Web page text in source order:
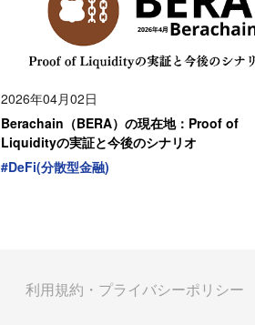
2026年04月02日
Berachain（BERA）の現在地：Proof of
Liquidityの実証と今後のシナリオ
#DeFi(分散型金融)
利用規約・プライバシーポリシー